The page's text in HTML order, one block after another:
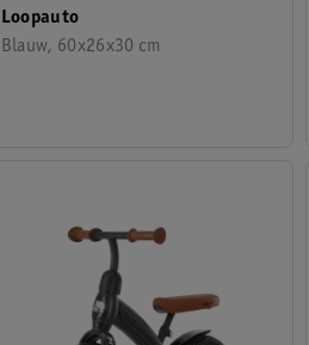
Loopauto
Blauw, 60x26x30 cm